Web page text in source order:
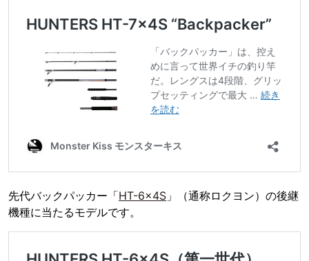
先代バックパッカー「HT-6×4S 」（通称ロクヨン）の後継
機種に当たるモデルです。